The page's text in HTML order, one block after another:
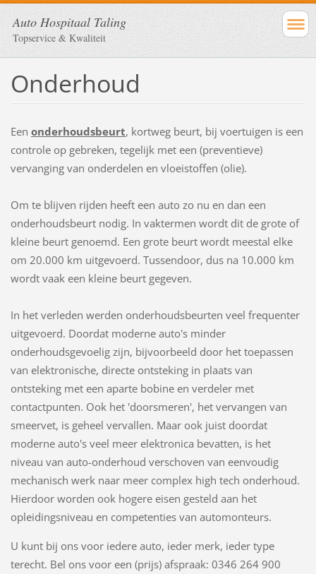
Auto Hospitaal Taling
Topservice & Kwaliteit
Onderhoud
Een onderhoudsbeurt, kortweg beurt, bij voertuigen is een
controle op gebreken, tegelijk met een (preventieve)
vervanging van onderdelen en vloeistoffen (olie).
Om te blijven rijden heeft een auto zo nu en dan een
onderhoudsbeurt nodig. In vaktermen wordt dit de grote of
kleine beurt genoemd. Een grote beurt wordt meestal elke
om 20.000 km uitgevoerd. Tussendoor, dus na 10.000 km
wordt vaak een kleine beurt gegeven.
In het verleden werden onderhoudsbeurten veel frequenter
uitgevoerd. Doordat moderne auto's minder
onderhoudsgevoelig zijn, bijvoorbeeld door het toepassen
van elektronische, directe ontsteking in plaats van
ontsteking met een aparte bobine en verdeler met
contactpunten. Ook het 'doorsmeren', het vervangen van
smeervet, is geheel vervallen. Maar ook juist doordat
moderne auto's veel meer elektronica bevatten, is het
niveau van auto-onderhoud verschoven van eenvoudig
mechanisch werk naar meer complex high tech onderhoud.
Hierdoor worden ook hogere eisen gesteld aan het
opleidingsniveau en competenties van automonteurs.
U kunt bij ons voor iedere auto, ieder merk, ieder type
terecht. Bel ons voor een (prijs) afspraak: 0346 264 900